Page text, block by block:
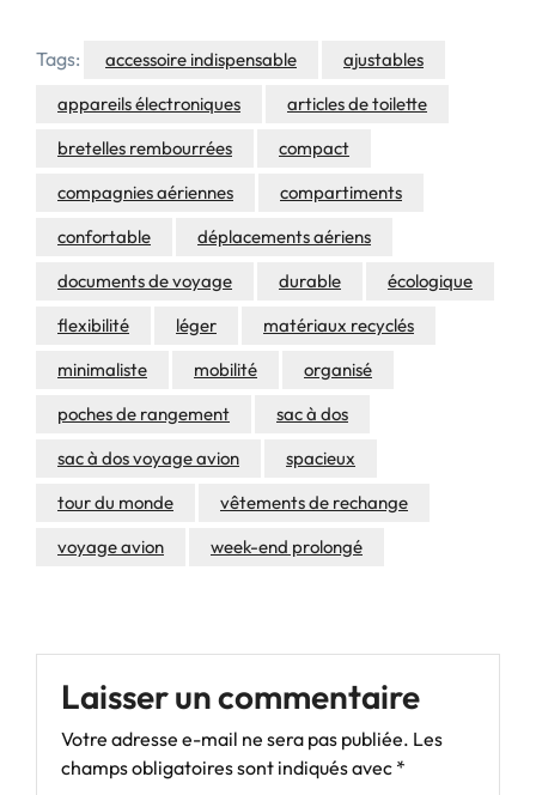
Tags: accessoire indispensable
ajustables
appareils électroniques
articles de toilette
bretelles rembourrées
compact
compagnies aériennes
compartiments
confortable
déplacements aériens
documents de voyage
durable
écologique
flexibilité
léger
matériaux recyclés
minimaliste
mobilité
organisé
poches de rangement
sac à dos
sac à dos voyage avion
spacieux
tour du monde
vêtements de rechange
voyage avion
week-end prolongé
Laisser un commentaire
Votre adresse e-mail ne sera pas publiée. Les
champs obligatoires sont indiqués avec *